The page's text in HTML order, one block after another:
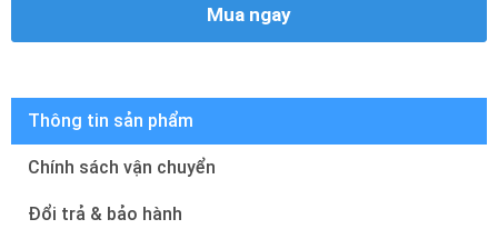
Mua ngay
Thông tin sản phẩm
Chính sách vận chuyển
Đổi trả & bảo hành